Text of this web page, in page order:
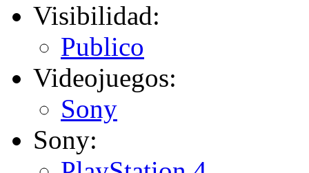
Visibilidad:
Publico
Videojuegos:
Sony
Sony: